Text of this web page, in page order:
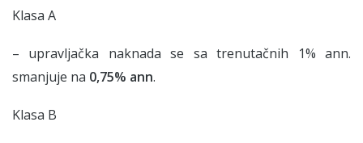
Klasa A
– upravljačka naknada se sa trenutačnih 1% ann.
smanjuje na 0,75% ann.
Klasa B